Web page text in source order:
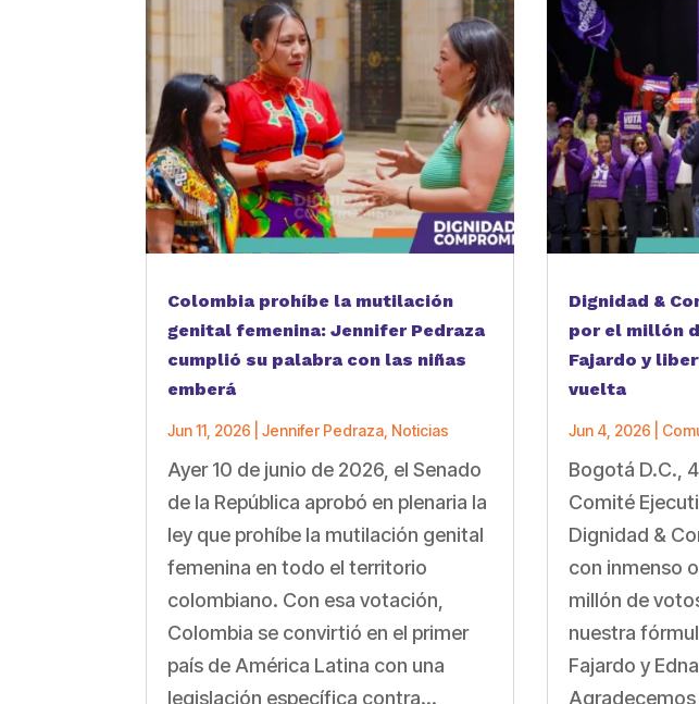
Colombia prohíbe la mutilación
genital femenina: Jennifer Pedraza
cumplió su palabra con las niñas
emberá
Jun 11, 2026 |Jennifer Pedraza Noticias
Ayer 10 de junio de 2026, el Senado
de la República aprobó en plenaria la
ley que prohíbe la mutilación genital
femenina en todo el territorio
colombiano. Con esa votación,
Colombia se convirtió en el primer
país de América Latina con una
legislación específica contra...
Dignidad &
por el millón
Fajardo y
vuelta
Jun 4, 2026
Bogotá D.C.,
Comité
Dignidad &
con inmenso
millón de
nuestra
Fajardo y